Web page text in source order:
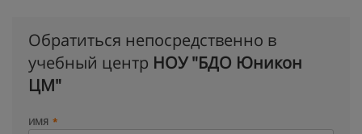
Обратиться непосредственно в
учебный центр НОУ "БДО Юникон
ЦМ"
ИМЯ